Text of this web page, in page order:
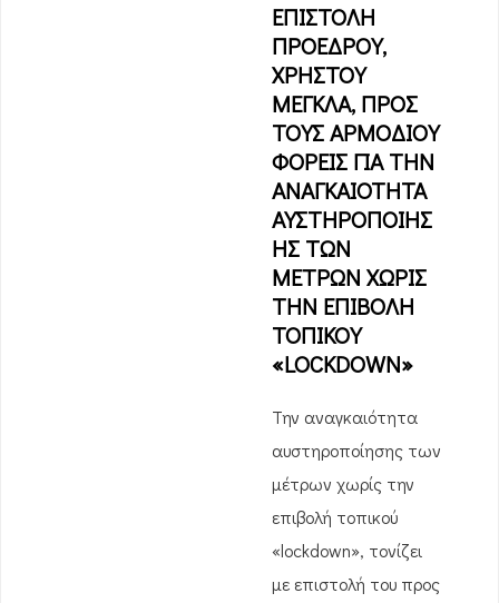
ΕΠΙΣΤΟΛΗ
ΠΡΟΕΔΡΟΥ,
ΧΡΗΣΤΟΥ
ΜΕΓΚΛΑ, ΠΡΟΣ
ΤΟΥΣ ΑΡΜΟΔΙΟΥ
ΦΟΡΕΙΣ ΓΙΑ ΤΗΝ
ΑΝΑΓΚΑΙΟΤΗΤΑ
ΑΥΣΤΗΡΟΠΟΙΗΣ
ΗΣ ΤΩΝ
ΜΕΤΡΩΝ ΧΩΡΙΣ
ΤΗΝ ΕΠΙΒΟΛΗ
ΤΟΠΙΚΟΥ
«LOCKDOWN»
Την αναγκαιότητα
αυστηροποίησης των
μέτρων χωρίς την
επιβολή τοπικού
«lockdown», τονίζει
με επιστολή του προς